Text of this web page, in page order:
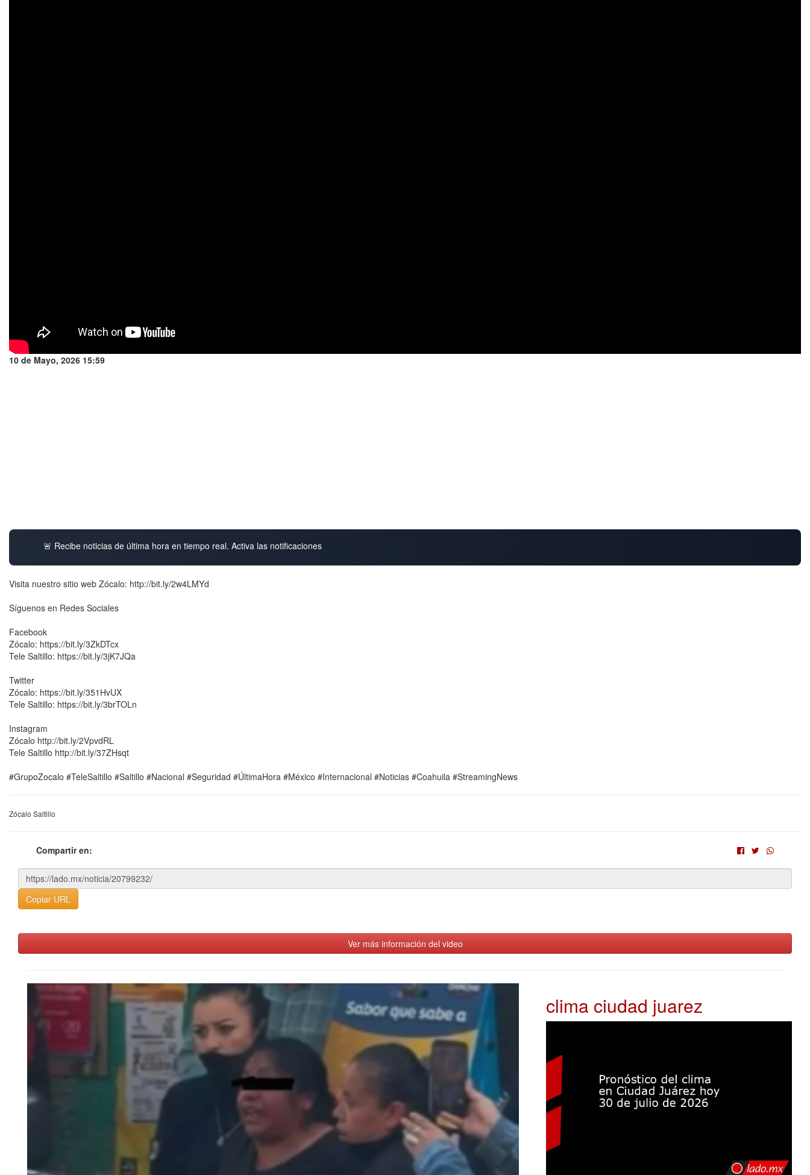
10 de Mayo, 2026 15:59
🚨 Recibe noticias de última hora en tiempo real. Activa las notificaciones
Visita nuestro sitio web Zócalo: http://bit.ly/2w4LMYd
Síguenos en Redes Sociales
Facebook
Zócalo: https://bit.ly/3ZkDTcx
Tele Saltillo: https://bit.ly/3jK7JQa
Twitter
Zócalo: https://bit.ly/351HvUX
Tele Saltillo: https://bit.ly/3brTOLn
Instagram
Zócalo http://bit.ly/2VpvdRL
Tele Saltillo http://bit.ly/37ZHsqt
#GrupoZocalo #TeleSaltillo #Saltillo #Nacional #Seguridad #ÚltimaHora #México #Internacional #Noticias #Coahuila #StreamingNews
Zócalo Saltillo
Compartir en:
Copiar URL
Ver más información del video
clima ciudad juarez